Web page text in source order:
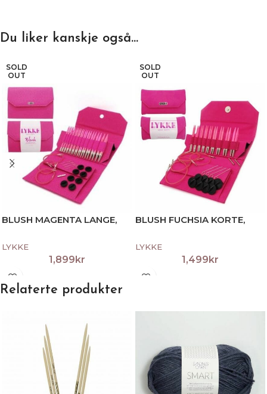
Du liker kanskje også…
SOLD
OUT
BLUSH MAGENTA LANGE,
LYKKE
1,899 kr
SOLD
OUT
BLUSH FUCHSIA KORTE,
LYKKE
1,499 kr
Relaterte produkter